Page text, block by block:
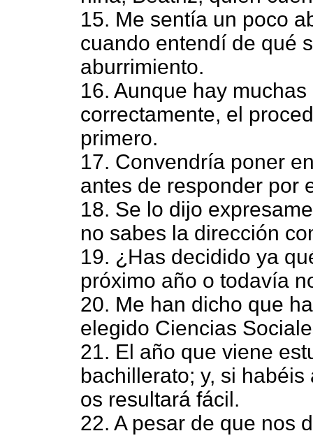
15. Me sentía un poco
cuando entendí de qué
aburrimiento.
16. Aunque hay
correctamente, el
primero.
17. Convendría poner
antes de responder por
18. Se lo dijo
no sabes la dirección
19. ¿Has decidido ya
próximo año o todavía
20. Me han dicho que
elegido Ciencias
21. El año que viene
bachillerato; y, si
os resultará fácil.
22. A pesar de que nos